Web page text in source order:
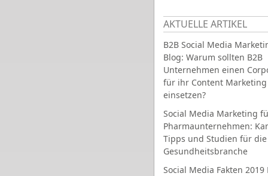
AKTUELLE ARTIKEL
B2B Social Media
Blog: Warum sollten B2B
Unternehmen einen
für ihr Content Marketing
einsetzen?
Social Media Marketing
Pharmaunternehmen:
Tipps und Studien für die
Gesundheitsbranche
Social Media Fakten 2019